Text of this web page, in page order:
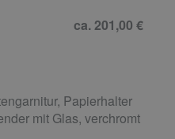
ca. 201,00 €
Papierhalter
mit Glas, verchromt